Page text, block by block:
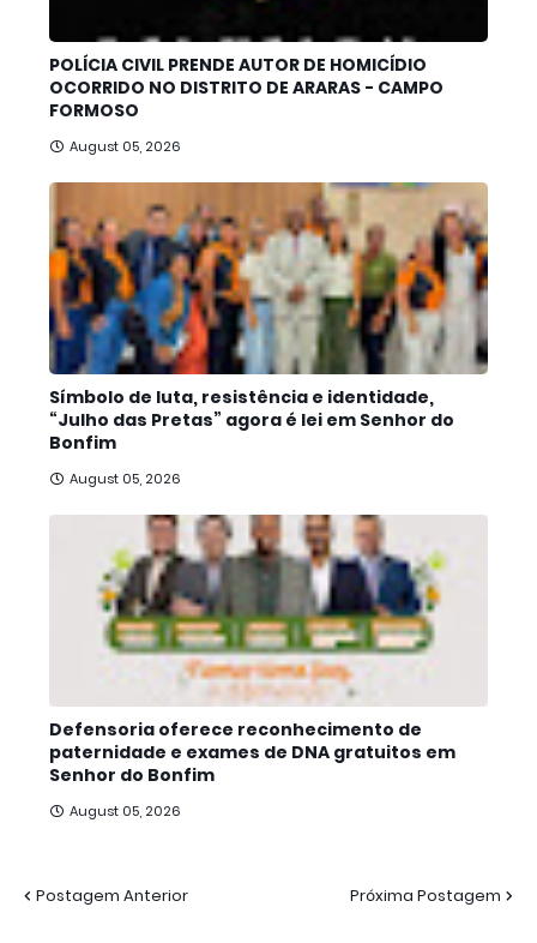
POLÍCIA CIVIL PRENDE AUTOR DE HOMICÍDIO
OCORRIDO NO DISTRITO DE ARARAS - CAMPO
FORMOSO
August 05, 2026
Símbolo de luta, resistência e identidade,
“Julho das Pretas” agora é lei em Senhor do
Bonfim
August 05, 2026
Defensoria oferece reconhecimento de
paternidade e exames de DNA gratuitos em
Senhor do Bonfim
August 05, 2026
Postagem Anterior Próxima Postagem